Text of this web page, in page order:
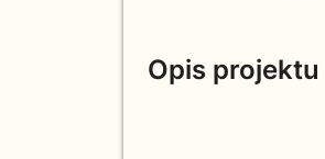
Opis projektu